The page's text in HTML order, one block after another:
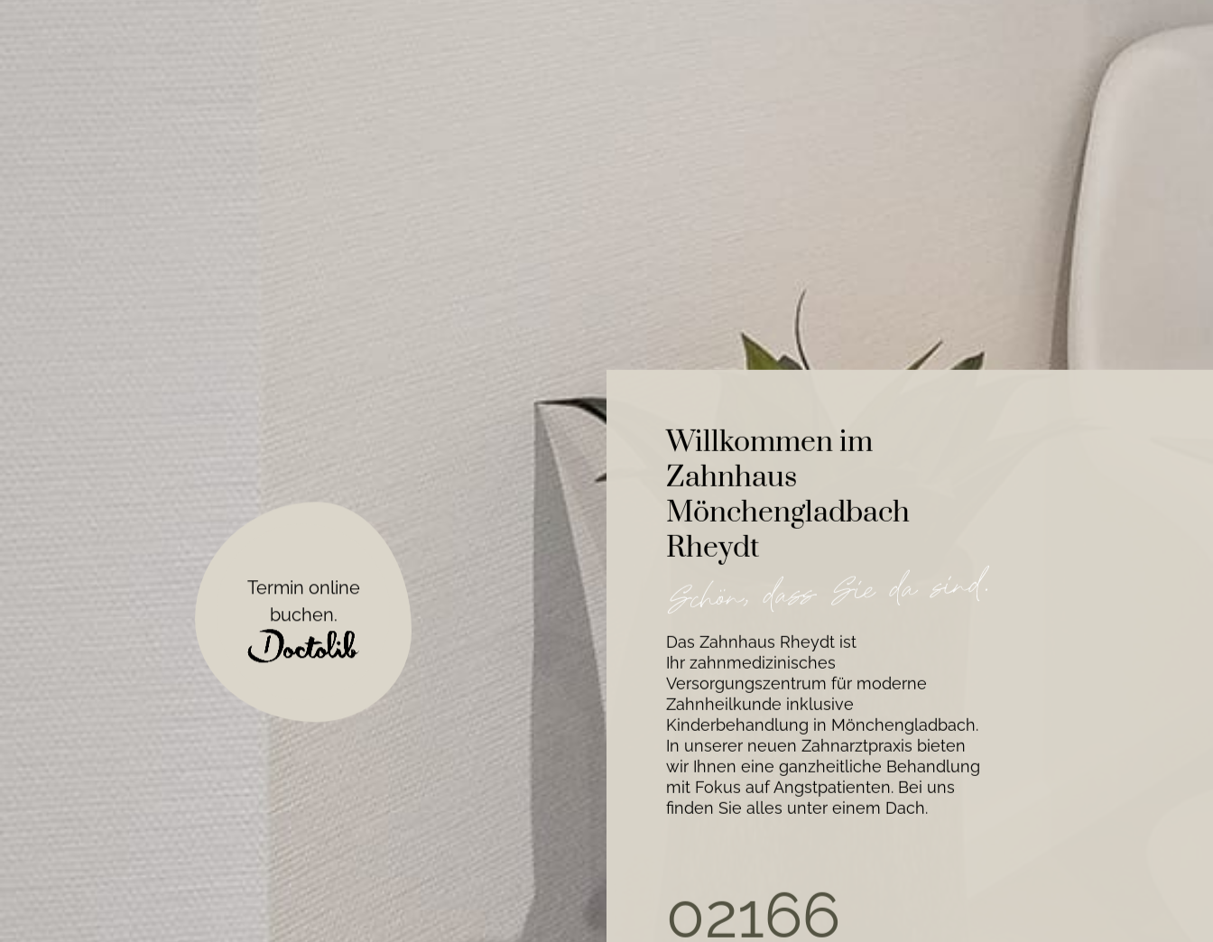
Termin online
buchen.
Willkommen im
Zahnhaus
Mönchengladbach
Rheydt
Das Zahnhaus Rheydt ist
Ihr zahnmedizinisches
Versorgungszentrum für moderne
Zahnheilkunde inklusive
Kinderbehandlung in Mönchengladbach.
In unserer neuen Zahnarztpraxis bieten
wir Ihnen eine ganzheitliche Behandlung
mit Fokus auf Angstpatienten. Bei uns
finden Sie alles unter einem Dach.
02166